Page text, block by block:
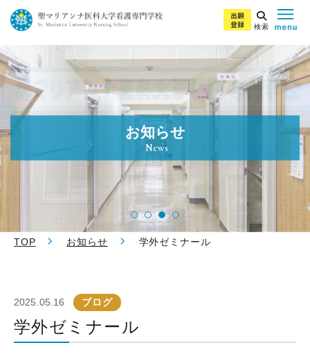
検索
お知らせ
News
TOP お知らせ 学外ゼミナール
2025.05.16 ブログ
学外ゼミナール